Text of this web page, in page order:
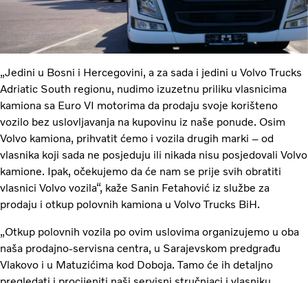
„Jedini u Bosni i Hercegovini, a za sada i jedini u Volvo Trucks
Adriatic South regionu, nudimo izuzetnu priliku vlasnicima
kamiona sa Euro VI motorima da prodaju svoje korišteno
vozilo bez uslovljavanja na kupovinu iz naše ponude. Osim
Volvo kamiona, prihvatit ćemo i vozila drugih marki – od
vlasnika koji sada ne posjeduju ili nikada nisu posjedovali Volvo
kamione. Ipak, očekujemo da će nam se prije svih obratiti
vlasnici Volvo vozila“, kaže Sanin Fetahović iz službe za
prodaju i otkup polovnih kamiona u Volvo Trucks BiH.
„Otkup polovnih vozila po ovim uslovima organizujemo u oba
naša prodajno-servisna centra, u Sarajevskom predgrađu
Vlakovo i u Matuzićima kod Doboja. Tamo će ih detaljno